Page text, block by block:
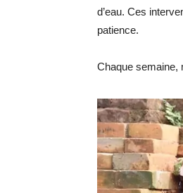
d’eau. Ces
patience.
Chaque semaine,